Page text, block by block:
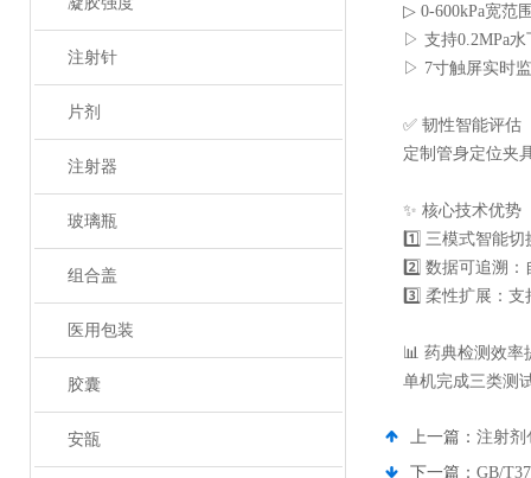
注射针
片剂
注射器
玻璃瓶
组合盖
医用包装
胶囊
安瓿
▷ 0-600kPa宽范
▷ 支持0.2MPa
▷ 7寸触屏实时
✅ 韧性智能评估
定制管身定位夹
✨ 核心技术优势
1️⃣ 三模式智能
2️⃣ 数据可追溯
3️⃣ 柔性扩展：
📊 药典检测效率
单机完成三类测
上一篇： 注射剂
下一篇： GB/